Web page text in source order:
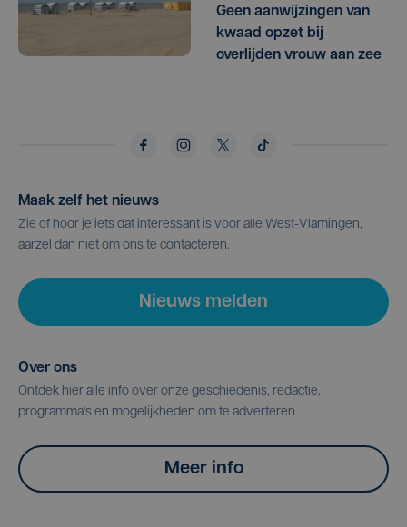
Geen aanwijzingen van
kwaad opzet bij
overlijden vrouw aan zee
Maak zelf het nieuws
Zie of hoor je iets dat interessant is voor alle West-Vlamingen,
aarzel dan niet om ons te contacteren.
Nieuws melden
Over ons
Ontdek hier alle info over onze geschiedenis, redactie,
programma's en mogelijkheden om te adverteren.
Meer info